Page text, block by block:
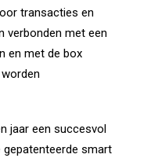
transacties en
verbonden met een
en met de box
jaar een succesvol
gepatenteerde smart